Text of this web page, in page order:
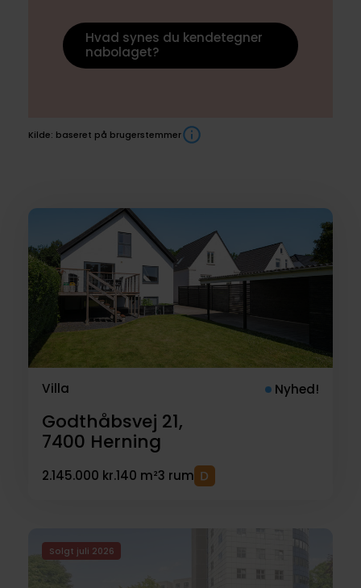
Hvad synes du kendetegner
nabolaget?
Kilde: baseret på brugerstemmer
Boliger
til
salg
Villa Nyhed!
Godthåbsvej 21,
7400 Herning
2.145.000 kr.140 m²3 rum
Solgt juli 2026